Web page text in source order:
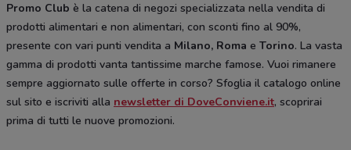
Promo Club è la catena di negozi specializzata nella vendita di
prodotti alimentari e non alimentari, con sconti fino al 90%,
presente con vari punti vendita a Milano, Roma e Torino. La vasta
gamma di prodotti vanta tantissime marche famose. Vuoi rimanere
sempre aggiornato sulle offerte in corso? Sfoglia il catalogo online
sul sito e iscriviti alla newsletter di DoveConviene.it, scoprirai
prima di tutti le nuove promozioni.